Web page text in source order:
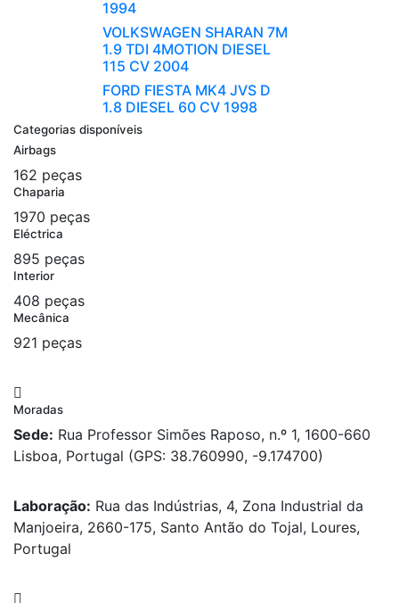
1994
VOLKSWAGEN SHARAN 7M
1.9 TDI 4MOTION DIESEL
115 CV 2004
FORD FIESTA MK4 JVS D
1.8 DIESEL 60 CV 1998
Categorias disponíveis
Airbags
162 peças
Chaparia
1970 peças
Eléctrica
895 peças
Interior
408 peças
Mecânica
921 peças
Moradas
Sede: Rua Professor Simões Raposo, n.º 1, 1600-660
Lisboa, Portugal (GPS: 38.760990, -9.174700)
Laboração: Rua das Indústrias, 4, Zona Industrial da
Manjoeira, 2660-175, Santo Antão do Tojal, Loures,
Portugal